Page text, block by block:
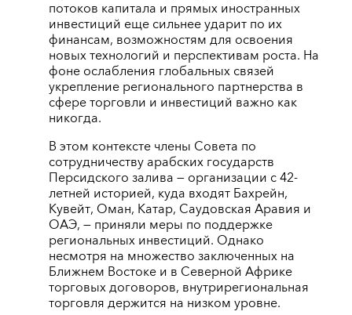
потоков капитала и прямых иностранных
инвестиций еще сильнее ударит по их
финансам, возможностям для освоения
новых технологий и перспективам роста. На
фоне ослабления глобальных связей
укрепление регионального партнерства в
сфере торговли и инвестиций важно как
никогда.
В этом контексте члены Совета по
сотрудничеству арабских государств
Персидского залива ― организации с 42-
летней историей, куда входят Бахрейн,
Кувейт, Оман, Катар, Саудовская Аравия и
ОАЭ, ― приняли меры по поддержке
региональных инвестиций. Однако
несмотря на множество заключенных на
Ближнем Востоке и в Северной Африке
торговых договоров, внутрирегиональная
торговля держится на низком уровне.